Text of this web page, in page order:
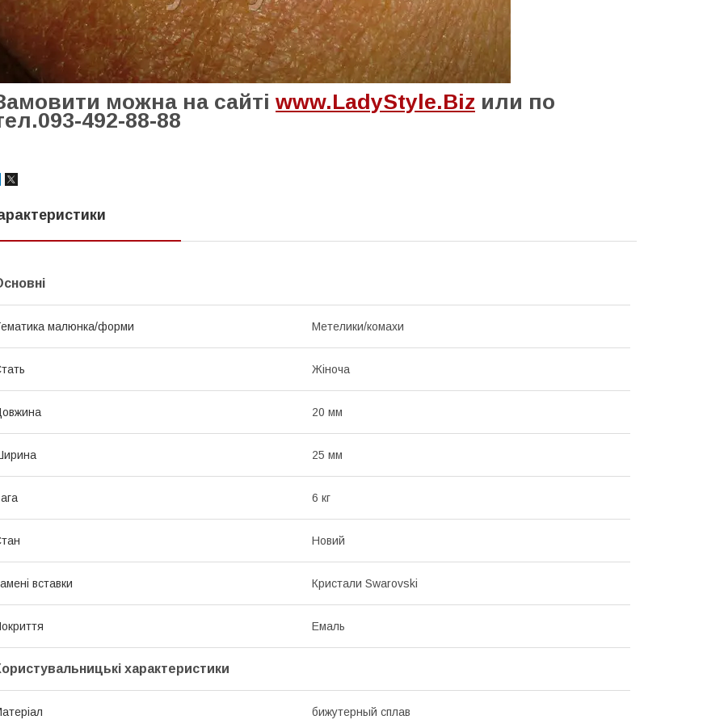
можна на сайті www.LadyStyle.Biz или по
492-88-88
малюнка/форми Метелики/комахи
Жіноча
20 мм
25 мм
6 кг
Новий
вставки Кристали Swarovski
Емаль
характеристики
бижутерный сплав